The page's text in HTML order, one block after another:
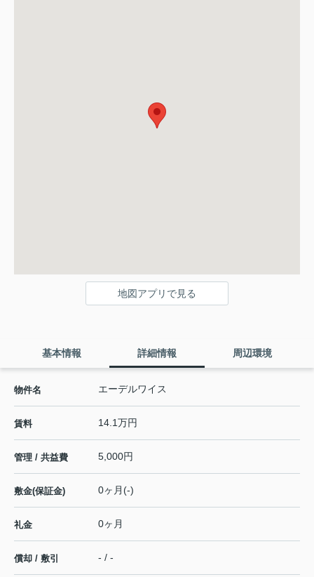
地図アプリで見る
基本情報 詳細情報 周辺環境
物件名 エーデルワイス
賃料 14.1万円
管理 / 共益費 5,000円
敷金(保証金) 0ヶ月(-)
礼金 0ヶ月
償却 / 敷引 - / -